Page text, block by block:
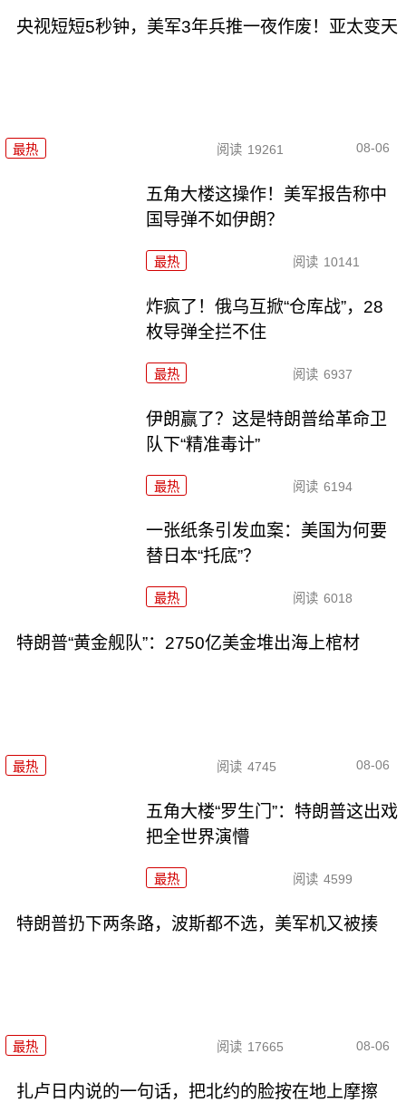
央视短短5秒钟，美军3年兵推一夜作废！亚太变天
最热 阅读 19261 08-06
五角大楼这操作！美军报告称中
国导弹不如伊朗？
最热 阅读 10141
炸疯了！俄乌互掀“仓库战”，28
枚导弹全拦不住
最热 阅读 6937
伊朗赢了？这是特朗普给革命卫
队下“精准毒计”
最热 阅读 6194
一张纸条引发血案：美国为何要
替日本“托底”？
最热 阅读 6018
特朗普“黄金舰队”：2750亿美金堆出海上棺材
最热 阅读 4745 08-06
五角大楼“罗生门”：特朗普这出戏
把全世界演懵
最热 阅读 4599
特朗普扔下两条路，波斯都不选，美军机又被揍
最热 阅读 17665 08-06
扎卢日内说的一句话，把北约的脸按在地上摩擦